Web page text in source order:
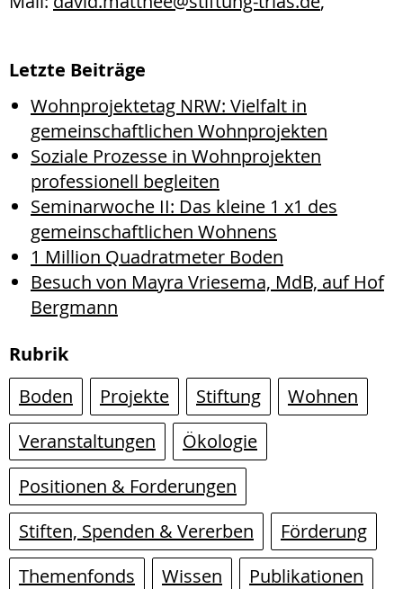
Letzte Beiträge
Wohnprojektetag NRW: Vielfalt in
gemeinschaftlichen Wohnprojekten
Soziale Prozesse in Wohnprojekten
professionell begleiten
Seminarwoche II: Das kleine 1 x1 des
gemeinschaftlichen Wohnens
1 Million Quadratmeter Boden
Besuch von Mayra Vriesema, MdB, auf Hof
Bergmann
Rubrik
Boden
Projekte Stiftung
Wohnen
Veranstaltungen
Ökologie
Positionen & Forderungen
Stiften, Spenden & Vererben
Förderung
Themenfonds
Wissen
Publikationen